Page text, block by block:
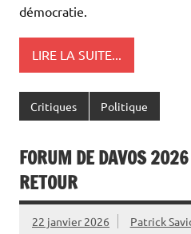
démocratie.
LIRE LA SUITE...
Critiques Politique
FORUM DE DAVOS
RETOUR
22 janvier 2026 Patrick